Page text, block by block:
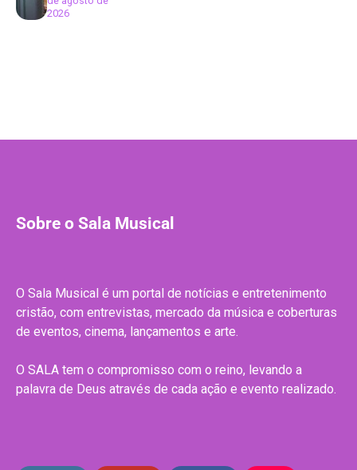
2026
Sobre o Sala Musical
O Sala Musical é um portal de notícias e entretenimento
cristão, com entrevistas, mercado da música e coberturas
de eventos, cinema, lançamentos e arte.
O SALA tem o compromisso com o reino, levando a
palavra de Deus através de cada ação e evento realizado.